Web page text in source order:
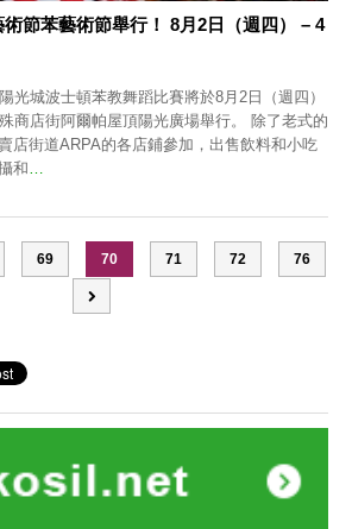
節苯藝術節舉行！ 8月2日（週四） – 4
光城波士頓苯教舞蹈比賽將於8月2日（週四）
商店街阿爾帕屋頂陽光廣場舉行。 除了老式的
店街道ARPA的各店鋪參加，出售飲料和小吃
和…
69 70 71 72 76